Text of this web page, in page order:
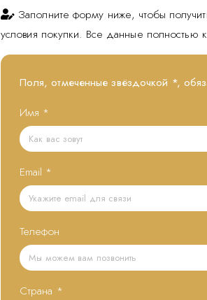
Заполните форму ниже, чтобы
условия покупки. Все данные
Поля, отмеченные звёздочкой *,
Имя *
Email *
Телефон
Страна *